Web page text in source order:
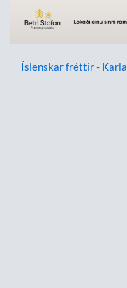
Íslenskar fréttir - Karla